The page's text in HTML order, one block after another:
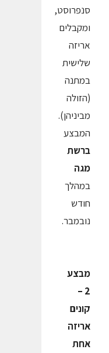
סנפרוסט,
ומקבלים
אריזה
שלישית
במתנה
(הזולה
מביניהן).
המבצע
ברשת
מגה
במהלך
חודש
נובמבר.
מבצע
2 –
קונים
אריזה
אחת